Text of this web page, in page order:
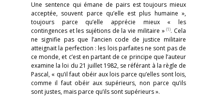
Une sentence qui émane de pairs est toujours mieux
acceptée, souvent parce qu’elle est plus humaine »,
toujours parce qu’elle apprécie mieux « les
contingences et les sujétions de la vie militaire »(1). Cela
ne signifie pas que l’ancien code de justice militaire
atteignait la perfection : les lois parfaites ne sont pas de
ce monde, et c’est en partant de ce principe que l’auteur
examine la loi du 21 juillet 1982, se référant à la règle de
Pascal, « qu’il faut obéir aux lois parce qu’elles sont lois,
comme il faut obéir aux supérieurs, non parce qu’ils
sont justes, mais parce qu’ils sont supérieurs ».